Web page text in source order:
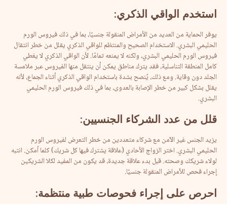
استخدم الواقي الذكري:
يوفر الحماية من العديد من الأمراض المنقولة جنسيًا، بما في ذلك فيروس الورم
الحليمي البشري. الاستخدام الصحيح والمنتظم للواقي الذكري يقلل من خطر انتقال
فيروس الورم الحليمي البشري، ولكنه لا يمنعه تمامًا. لأن الواقي الذكري لا يغطي
كامل المنطقة التناسلية، فقد يترك مناطق يمكن أن ينتقل منها الفيروس عبر ملامسة
الجلد دون وقاية. ومع ذلك، يُنصح بشدة باستخدام الواقي الذكري أثناء الجماع، لأنه
يقلل بشكل كبير من خطر الإصابة بالعدوى، بما في ذلك فيروس الورم الحليمي
البشري.
قلل من عدد الشركاء الجنسيين:
يزيد الجنس غير الآمن مع شركاء متعددين من خطر التعرض لفيروس الورم
الحليمي البشري. اختر الزواج الأحادي (علاقة يشترك فيها كل شريك) كلما أمكن. انتبه
لولاء شريكك وصحته. قبل بدء علاقة جديدة، قد يكون من المفيد لكلا الشريكين
إجراء فحص للأمراض المنقولة جنسيًا.
احرص على إجراء فحوصات طبية منتظمة: